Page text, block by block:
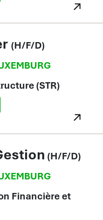
(H/F/D)
(STR)
(H/F/D)
Financière et